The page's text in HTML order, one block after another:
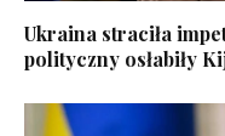
Ukraina straciła
polityczny osłabiły